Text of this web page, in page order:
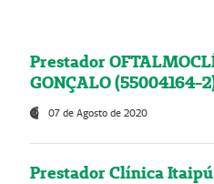
Prestador
GONÇALO (55004164-
07 de Agosto de 2020
Prestador Clínica